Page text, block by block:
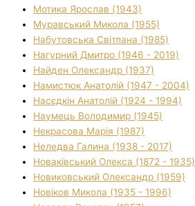
Мотика Ярослав (1943)
Муравський Микола (1955)
Набутовська Світлана (1985)
Нагурний Дмитро (1946 - 2019)
Найден Олександр (1937)
Намистюк Анатолій (1947 - 2004)
Насєдкін Анатолій (1924 - 1994)
Наумець Володимир (1945)
Некрасова Марія (1987)
Неледва Галина (1938 - 2017)
Новаківський Олекса (1872 - 1935)
Новиковський Олександр (1959)
Новіков Микола (1935 - 1996)